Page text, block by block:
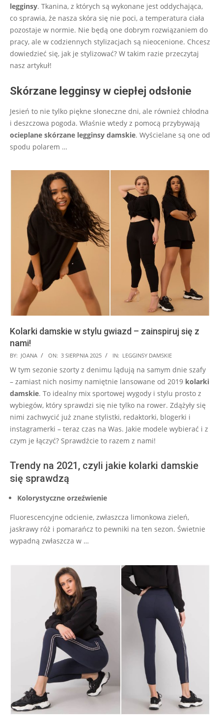
legginsy. Tkanina, z których są wykonane jest oddychająca,
co sprawia, że nasza skóra się nie poci, a temperatura ciała
pozostaje w normie. Nie będą one dobrym rozwiązaniem do
pracy, ale w codziennych stylizacjach są nieocenione. Chcesz
dowiedzieć się, jak je stylizować? W takim razie przeczytaj
nasz artykuł!
Skórzane legginsy w ciepłej odsłonie
Jesień to nie tylko piękne słoneczne dni, ale również chłodna
i deszczowa pogoda. Właśnie wtedy z pomocą przybywają
ocieplane skórzane legginsy damskie. Wyścielane są one od
spodu polarem …
Kolarki damskie w stylu gwiazd – zainspiruj się z
nami!
2025-
08-
03
BY: JOANA ON: 3 SIERPNIA 2025 IN: LEGGINSY DAMSKIE
W tym sezonie szorty z denimu lądują na samym dnie szafy
– zamiast nich nosimy namiętnie lansowane od 2019 kolarki
damskie. To idealny mix sportowej wygody i stylu prosto z
wybiegów, który sprawdzi się nie tylko na rower. Zdążyły się
nimi zachwycić już znane stylistki, redaktorki, blogerki i
instagramerki – teraz czas na Was. Jakie modele wybierać i z
czym je łączyć? Sprawdźcie to razem z nami!
Trendy na 2021, czyli jakie kolarki damskie
się sprawdzą
Kolorystyczne orzeźwienie
Fluorescencyjne odcienie, zwłaszcza limonkowa zieleń,
jaskrawy róż i pomarańcz to pewniki na ten sezon. Świetnie
wypadną zwłaszcza w …